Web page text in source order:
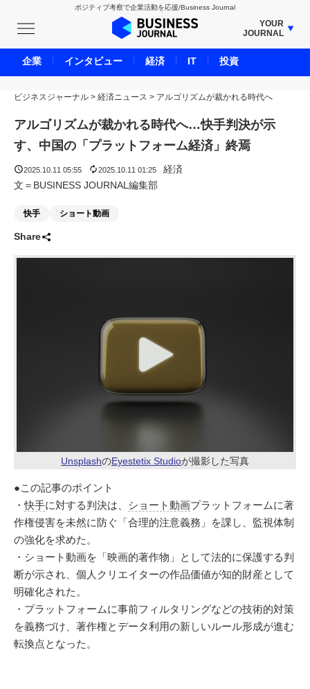
ポジティブ考察で企業活動を応援/Business Journal
YOUR
JOURNAL
BUSINESS JOURNAL
UNICORN JOURNAL
CARBON CREDITS JOURNAL
IVS JOURNAL
ENERGY MANAGEMENT JOURNAL
LIFE ENDING JOURNAL
ビジネスジャーナル > 経済ニュース > アルゴリズムが裁かれる時代へ
アルゴリズムが裁かれる時代へ…快手判決が示
す、中国の「プラットフォーム経済」終焉
2025.10.11 05:55 2025.10.11 01:25
経済
文＝BUSINESS JOURNAL編集部
快手 ショート動画
Share
UnsplashのEyestetix Studioが撮影した写真
●この記事のポイント
・快手に対する判決は、 ショート動画プラットフォームに著
作権侵害を未然に防ぐ「合理的注意義務」を課し、監視体制
の強化を求めた。
・ショート動画を「映画的著作物」として法的に保護する判
断が示され、個人クリエイターの作品価値が知的財産として
明確化された。
・プラットフォームに事前フィルタリングなどの技術的対策
を義務づけ、著作権とデータ利用の新しいルール形成が進む
転換点となった。
企業 インタビュー 経済 IT 投資